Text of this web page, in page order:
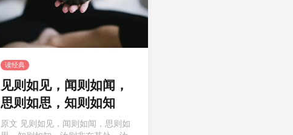
读经典
见则如见，闻则如闻，
思则如思，知则如知
原文 见则如见，闻则如闻，思则如